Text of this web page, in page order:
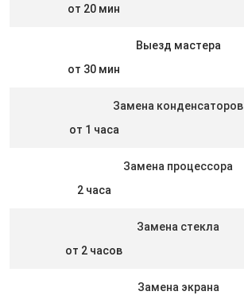
от 20 мин
Выезд мастера
от 30 мин
Замена конденсаторов
от 1 часа
Замена процессора
2 часа
Замена стекла
от 2 часов
Замена экрана